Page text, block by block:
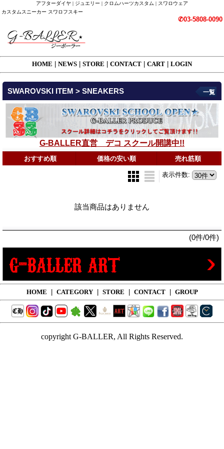
アフターダイヤ | ジュエリー | クロムハーツカスタム | スワロウェア
カスタムスニーカー スワロフスキー
✆03-5808-0090
HOME NEWS STORE CONTACT CART LOGIN
SWAROVSKI ITEM > SNEAKERS
G-BALLER直営 デコ スクール開講中!!
一覧
おすすめ順 価格の安い順 売れ筋順
表示件数:
該当商品はありません
(0件/0件)
HOME CATEGORY STORE CONTACT GROUP
copyright G-BALLER, All Rights Reserved.